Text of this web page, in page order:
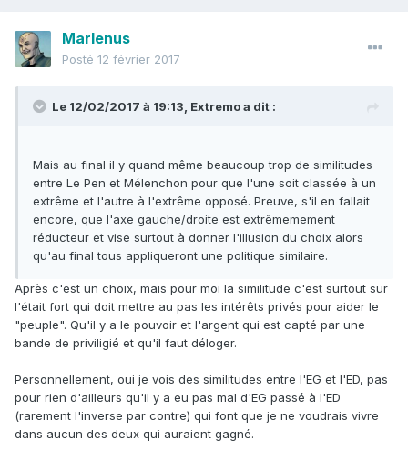
Marlenus
Posté 12 février 2017
Le 12/02/2017 à 19:13, Extremoa dit :
Mais au final il y quand même beaucoup trop de similitudes
entre Le Pen et Mélenchon pour que l'une soit classée à un
extrême et l'autre à l'extrême opposé. Preuve, s'il en fallait
encore, que l'axe gauche/droite est extrêmemement
réducteur et vise surtout à donner l'illusion du choix alors
qu'au final tous appliqueront une politique similaire.
Après c'est un choix, mais pour moi la similitude c'est surtout sur
l'était fort qui doit mettre au pas les intérêts privés pour aider le
"peuple". Qu'il y a le pouvoir et l'argent qui est capté par une
bande de priviligié et qu'il faut déloger.
Personnellement, oui je vois des similitudes entre l'EG et l'ED, pas
pour rien d'ailleurs qu'il y a eu pas mal d'EG passé à l'ED
(rarement l'inverse par contre) qui font que je ne voudrais vivre
dans aucun des deux qui auraient gagné.